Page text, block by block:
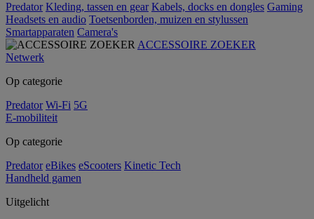
Predator Kleding, tassen en gear Kabels, docks en dongles Gaming
Headsets en audio Toetsenborden, muizen en stylussen
Smartapparaten Camera's
ACCESSOIRE ZOEKER
Netwerk
Op categorie
Predator Wi-Fi 5G
E-mobiliteit
Op categorie
Predator eBikes eScooters Kinetic Tech
Handheld gamen
Uitgelicht